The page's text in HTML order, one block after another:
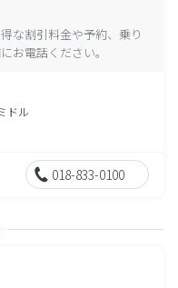
な割引料金や予約、乗り
お電話ください。
ドル
018-833-0100